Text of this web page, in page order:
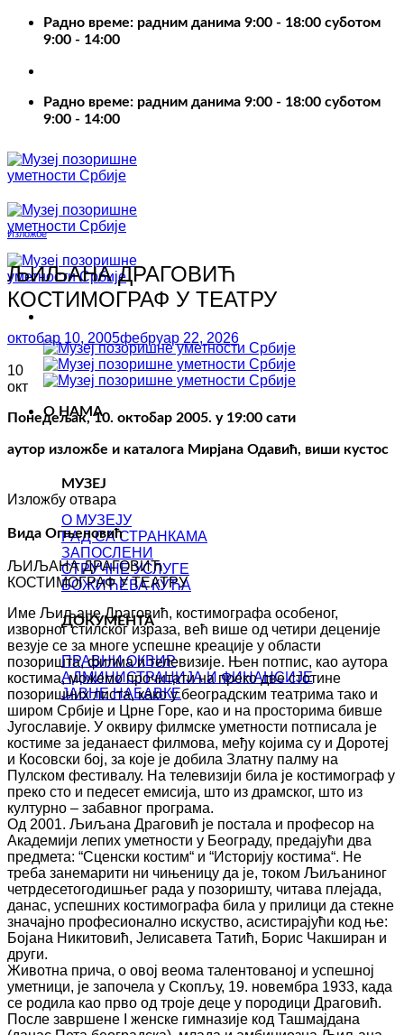
ПређиРадно време: радним данима 9:00 - 18:00 суботом
9:00 - 14:00
Радно време: радним данима 9:00 - 18:00 суботом
9:00 - 14:00
О НАМА
МУЗЕЈ
О МУЗЕЈУ
РАД СА СТРАНКАМА
ЗАПОСЛЕНИ
СТРУЧНЕ УСЛУГЕ
БОЖИЋЕВА КУЋА
ДОКУМЕНТА
ПРАВНИ ОКВИР
АДМИНИСТРАЦИЈА И ФИНАНСИЈЕ
ЈАВНЕ НАБАВКЕ
Изложбе
ЉИЉАНА ДРАГОВИЋ
КОСТИМОГРАФ У ТЕАТРУ
октобар 10, 2005фебруар 22, 2026
10
окт
Понедељак, 10. октобар 2005. у 19:00 сати
аутор изложбе и каталога Мирјана Одавић, виши кустос
Изложбу отвара
Вида Огњеновић
ЉИЉАНА ДРАГОВИЋ
КОСТИМОГРАФ У ТЕАТРУ
Име Љиљане Драговић, костимографа особеног,
изворног стилског израза, већ више од четири деценије
везује се за многе успешне креације у области
позоришта, филма и телевизије. Њен потпис, као аутора
костима, можемо прочитати на преко две стотине
позоришних листа, како у београдским театрима тако и
широм Србије и Црне Горе, као и на просторима бивше
Југославије. У оквиру филмске уметности потписала је
костиме за једанаест филмова, међу којима су и Доротеј
и Косовски бој, за које је добила Златну палму на
Пулском фестивалу. На телевизији била је костимограф у
преко сто и педесет емисија, што из драмског, што из
културно – забавног програма.
Од 2001. Љиљана Драговић је постала и професор на
Академији лепих уметности у Београду, предајући два
предмета: “Сценски костим“ и “Историју костима“. Не
треба занемарити ни чињеницу да је, током Љиљаниног
четрдесетогодишњег рада у позоришту, читава плејада,
данас, успешних костимографа била у прилици да стекне
значајно професионално искуство, асистирајући код ње:
Бојана Никитовић, Јелисавета Татић, Борис Чакширан и
други.
Животна прича, о овој веома талентованој и успешној
уметници, је започела у Скопљу, 19. новембра 1933, када
се родила као прво од троје деце у породици Драговић.
После завршене I женске гимназије код Ташмајдана